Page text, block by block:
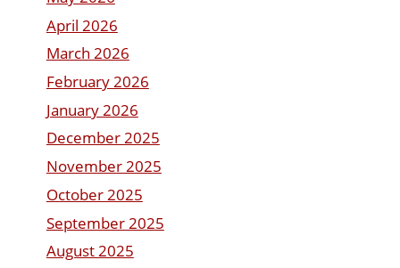
April 2026
March 2026
February 2026
January 2026
December 2025
November 2025
October 2025
September 2025
August 2025